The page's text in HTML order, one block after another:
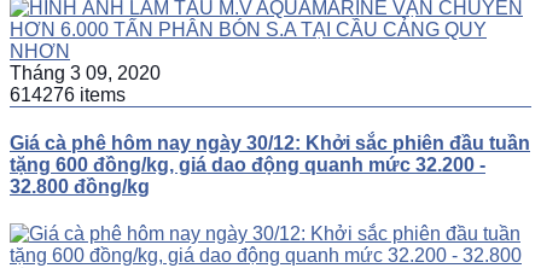
Tháng 3 09, 2020
614276 items
Giá cà phê hôm nay ngày 30/12: Khởi sắc phiên đầu tuần
tặng 600 đồng/kg, giá dao động quanh mức 32.200 -
32.800 đồng/kg